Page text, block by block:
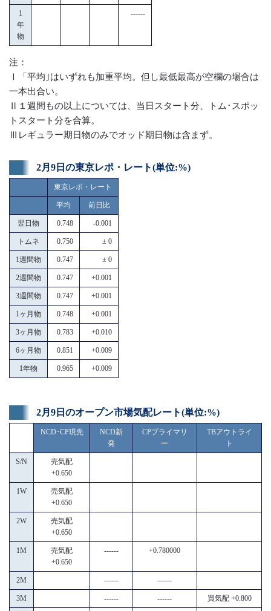
1
年
物
------
注：
Ⅰ「平均｣はいずれも加重平均。但し最低最高が空欄の場合は
一本出合い。
Ⅱ１週間もの以上については、当日スタート分、トム･スポッ
トスタート分を合算。
Ⅲレギュラー期日物のみでオッド期日物は含まず。
2月9日の東京レポ・レート(単位:%)
東京レポ・レート
平均 前日比
翌日物 0.748 -0.001
トムネ 0.750 ± 0
1週間物 0.747 ± 0
2週間物 0.747 +0.001
3週間物 0.747 +0.001
1ヶ月物 0.748 +0.001
3ヶ月物 0.783 +0.010
6ヶ月物 0.851 +0.009
1年物 0.965 +0.009
2月9日のオープン市場気配レート(単位:%)
NCD･CP現先
NCD新
発
CPプライマリ
ー
TBアウトライ
ト
S/N
売気配
+0.650
1W
売気配
+0.650
2W
売気配
+0.650
1M
売気配
+0.650
------ +0.780000
2M ------ ------
3M ------ ------ 買気配 +0.800